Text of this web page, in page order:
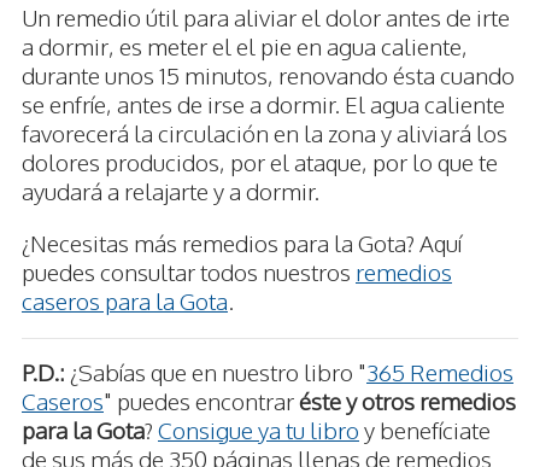
Un remedio útil para aliviar el dolor antes de irte
a dormir, es meter el el pie en agua caliente,
durante unos 15 minutos, renovando ésta cuando
se enfríe, antes de irse a dormir. El agua caliente
favorecerá la circulación en la zona y aliviará los
dolores producidos, por el ataque, por lo que te
ayudará a relajarte y a dormir.
¿Necesitas más remedios para la Gota? Aquí
puedes consultar todos nuestros remedios
caseros para la Gota
P.D.: ¿Sabías que en nuestro libro "365 Remedios
Caseros" puedes encontraréste y otros remedios
para la Gota? Consigue ya tu libro y benefíciate
de sus más de 350 páginas llenas de remedios